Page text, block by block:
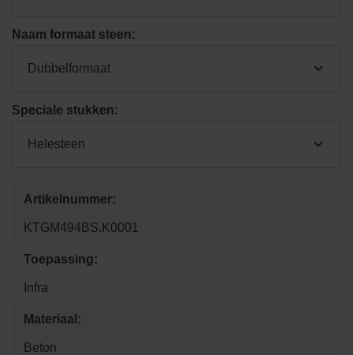
Naam formaat steen:
Dubbelformaat
Speciale stukken:
Helesteen
Artikelnummer:
KTGM494BS.K0001
Toepassing:
Infra
Materiaal:
Beton